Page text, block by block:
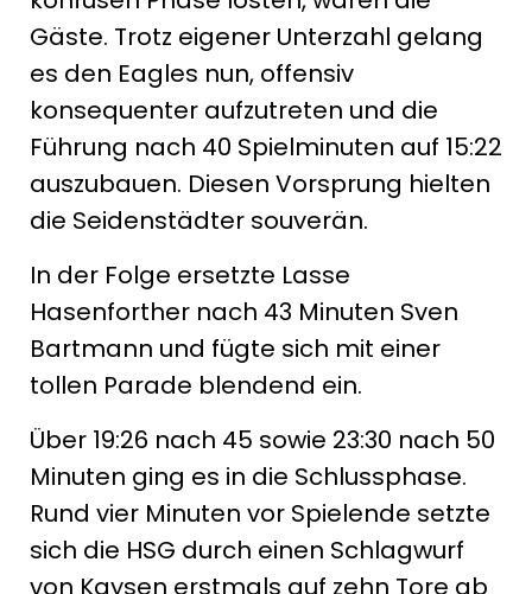
Gäste. Trotz eigener Unterzahl gelang
es den Eagles nun, offensiv
konsequenter aufzutreten und die
Führung nach 40 Spielminuten auf 15:22
auszubauen. Diesen Vorsprung hielten
die Seidenstädter souverän.
In der Folge ersetzte Lasse
Hasenforther nach 43 Minuten Sven
Bartmann und fügte sich mit einer
tollen Parade blendend ein.
Über 19:26 nach 45 sowie 23:30 nach 50
Minuten ging es in die Schlussphase.
Rund vier Minuten vor Spielende setzte
sich die HSG durch einen Schlagwurf
von Kaysen erstmals auf zehn Tore ab